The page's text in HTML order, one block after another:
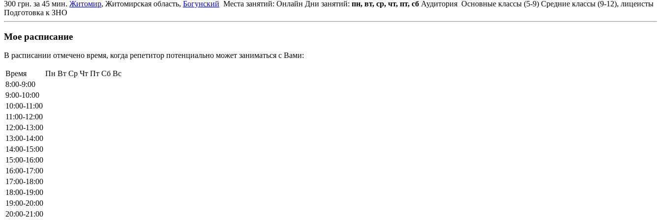
300 грн. за 45 мин. Житомир, Житомирская область, Богунский Места занятий: Онлайн Дни занятий: пн, вт, ср, чт, пт, сб Аудитория Основные классы (5-9) Средние классы (9-12), лицеисты
Подготовка к ЗНО
Мое расписание
В расписании отмечено время, когда репетитор потенциально может заниматься с Вами:
Время Пн Вт Ср Чт Пт Сб Вс
8:00-9:00
9:00-10:00
10:00-11:00
11:00-12:00
12:00-13:00
13:00-14:00
14:00-15:00
15:00-16:00
16:00-17:00
17:00-18:00
18:00-19:00
19:00-20:00
20:00-21:00